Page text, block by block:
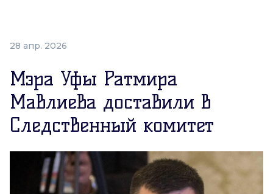
28 апр. 2026
Мэра Уфы Ратмира
Мавлиева доставили в
Следственный комитет